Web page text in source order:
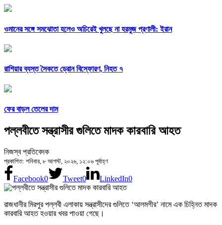
ওমানের সঙ্গে সমঝোতা হলেও অচিরেই খুলছে না হরমুজ প্রণালী: ইরান
রাশিয়ার ব্যস্ত সৈকতে ড্রোন বিস্ফোরণ, নিহত ৭
ফের বাড়ল তেলের দাম
পল্লবীতে সন্ত্রাসীর গুলিতে মাদক কারবারি আহত
নিজস্ব প্রতিবেদক
প্রকাশিত: শনিবার, ৮ আগস্ট, ২০২৬, ১২:০৬ পূর্বাহ্ণ
Facebook0 Tweet0 LinkedIn0
রাজধানীর মিরপুর পল্লবী এলাকায় সন্ত্রাসীদের গুলিতে ‘আলমগীর’ নামে এক চিহ্নিত মাদক
কারবারি আহত হওয়ার খবর পাওয়া গেছে।